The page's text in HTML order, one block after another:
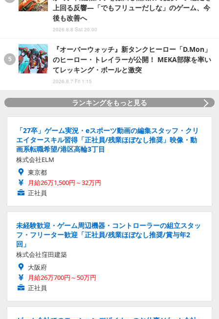
上回る反響―「でもフリューだしな」のゲーム、今
後も改善へ
2026.8.8 Sat 20:00
『オーバーウォッチ』新タンクヒーロー「D.Mon」
のヒーロー・トレイラーが公開！ MEKA部隊を率い
てレッキング・ボールと激突
2026.8.7 Fri 1:15
ランキングをもっと見る
「27卒」ゲーム実況・eスポーツ動画の編集スタッフ・クリ
エイタースキル習得「正社員/残業ほぼなし推奨」映像・動
画系転職希望/港区高輪3丁目
株式会社ELM
東京都
月給26万1,500円～32万円
正社員
未経験歓迎・ゲーム周辺機器・コントローラーの組立スタッ
フ・フリーター歓迎「正社員/残業ほぼなし推奨/賞与年2
回」
株式会社窪田建築
大阪府
月給26万700円～50万円
正社員